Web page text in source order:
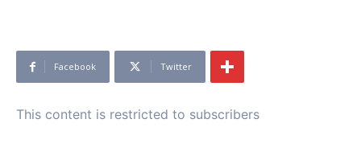
Facebook Twitter
This content is restricted to subscribers